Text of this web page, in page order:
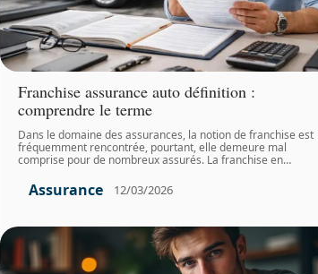
Franchise assurance auto définition :
comprendre le terme
Dans le domaine des assurances, la notion de franchise est
fréquemment rencontrée, pourtant, elle demeure mal
comprise pour de nombreux assurés. La franchise en…
Assurance 12/03/2026